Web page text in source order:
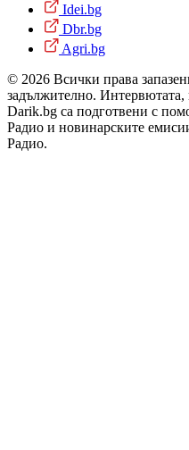
Idei.bg
Dbr.bg
Agri.bg
© 2026 Всички права
задължително.
Darik.bg са подготвени с
Радио и новинарските
Радио.